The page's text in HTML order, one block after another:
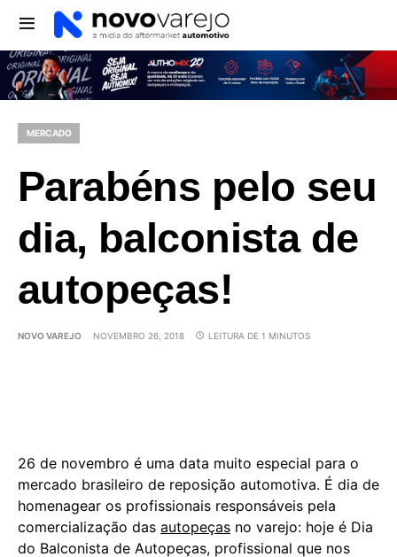
MERCADO
Parabéns pelo seu
dia, balconista de
autopeças!
NOVO VAREJO NOVEMBRO 26, 2018 LEITURA DE 1 MINUTOS
26 de novembro é uma data muito especial para o
mercado brasileiro de reposição automotiva. É dia de
homenagear os profissionais responsáveis pela
comercialização das autopeças no varejo: hoje é Dia
do Balconista de Autopeças, profissional que nos